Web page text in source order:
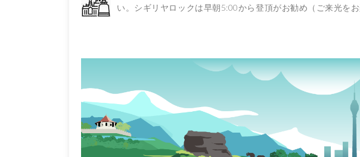
い。シギリヤロックは早朝5:00から登頂がお勧め（ご来光をお